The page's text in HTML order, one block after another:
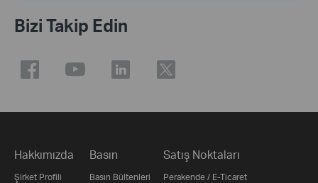
Bizi Takip Edin
Hakkımızda
Şirket Profili
Basın
Basın Bültenleri
Satış Noktaları
Perakende / E-Ticaret